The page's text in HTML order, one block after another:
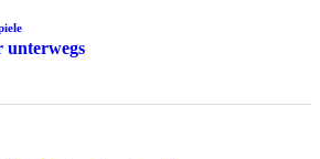
unterwegs